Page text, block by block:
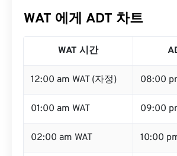
WAT 에게 ADT 차트
WAT 시간
12:00 am WAT (자정) 08:00
01:00 am WAT 09:00
02:00 am WAT 10:00